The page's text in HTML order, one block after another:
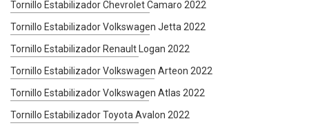
Tornillo Estabilizador Chevrolet Camaro 2022
Tornillo Estabilizador Volkswagen Jetta 2022
Tornillo Estabilizador Renault Logan 2022
Tornillo Estabilizador Volkswagen Arteon 2022
Tornillo Estabilizador Volkswagen Atlas 2022
Tornillo Estabilizador Toyota Avalon 2022